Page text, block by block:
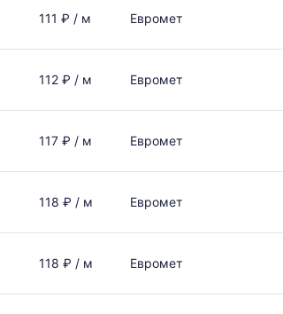
111 ₽ / м Евромет
112 ₽ / м Евромет
117 ₽ / м Евромет
118 ₽ / м Евромет
118 ₽ / м Евромет